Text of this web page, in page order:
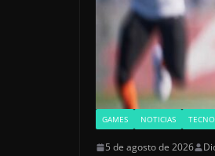
GAMES NOTICIAS
5 de agosto de 2026